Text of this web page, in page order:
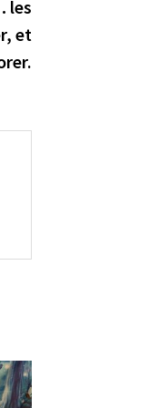
suivante :
les
et